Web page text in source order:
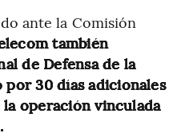
ante la Comisión
también
de Defensa de la
30 días adicionales
operación vinculada